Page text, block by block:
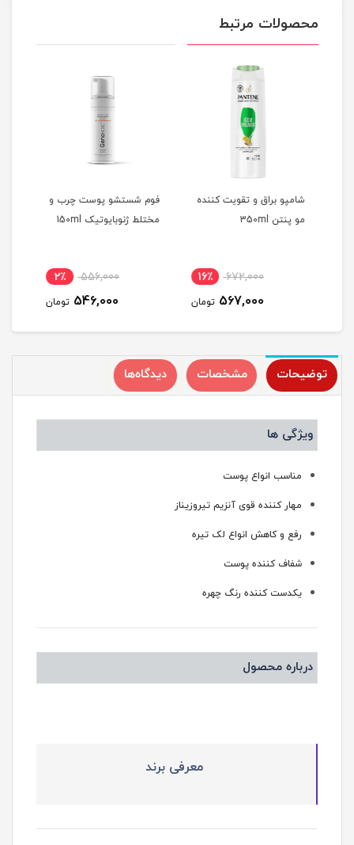
محصولات مرتبط
شامپو براق و تقویت کننده
مو پنتن 350ml
672,000 16٪
567,000 تومان
فوم شستشو پوست چرب و
مختلط ژنوبایوتیک 150ml
556,000 2٪
546,000 تومان
توضیحات مشخصات دیدگاه‌ها
ویژگی ها
مناسب انواع پوست
مهار کننده قوی آنزیم تیروزیناز
رفع و کاهش انواع لک تیره
شفاف کننده پوست
یکدست کننده رنگ چهره
درباره محصول
معرفی برند